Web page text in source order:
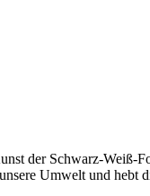
der Schwarz-Weiß-
Umwelt und